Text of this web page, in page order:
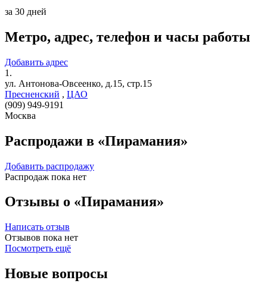
за 30 дней
Метро, адрес, телефон и часы работы
Добавить адрес
1.
ул. Антонова-Овсеенко, д.15, стр.15
Пресненский , ЦАО
(909) 949-9191
Москва
Распродажи в «Пирамания»
Добавить распродажу
Распродаж пока нет
Отзывы о «Пирамания»
Написать отзыв
Отзывов пока нет
Посмотреть ещё
Новые вопросы